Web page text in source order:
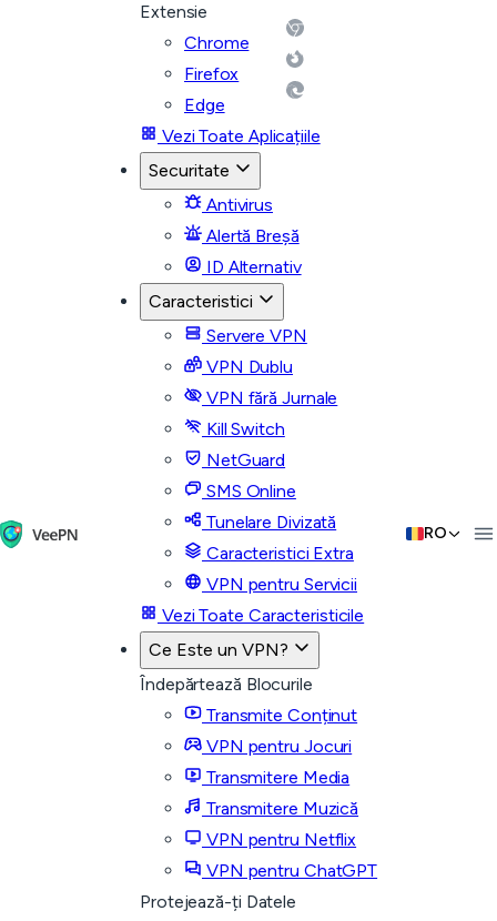
Extensie
Chrome
Firefox
Edge
Vezi Toate Aplicațiile
Securitate
Antivirus
Alertă Breșă
ID Alternativ
Caracteristici
Servere VPN
VPN Dublu
VPN fără Jurnale
Kill Switch
NetGuard
SMS Online
Tunelare Divizată
Caracteristici Extra
VPN pentru Servicii
Vezi Toate Caracteristicile
Ce Este un VPN?
Îndepărtează Blocurile
Transmite Conținut
VPN pentru Jocuri
Transmitere Media
Transmitere Muzică
VPN pentru Netflix
VPN pentru ChatGPT
Protejează-ți Datele
RO